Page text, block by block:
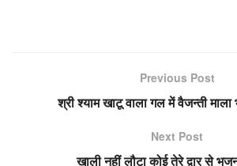
Previous Post
श्री श्याम खाटू वाला गल में वैजन्ती
Next Post
खाली नहीं लौटा कोई तेरे द्वार से